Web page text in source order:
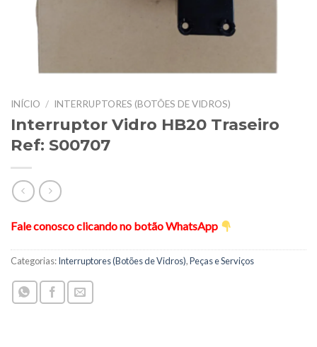
INÍCIO / INTERRUPTORES (BOTÕES DE VIDROS)
Interruptor Vidro HB20 Traseiro
Ref: S00707
Fale conosco clicando no botão WhatsApp
Categorias:Interruptores (Botões de Vidros),Peças e Serviços